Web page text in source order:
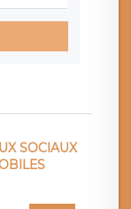
SOCIAUX